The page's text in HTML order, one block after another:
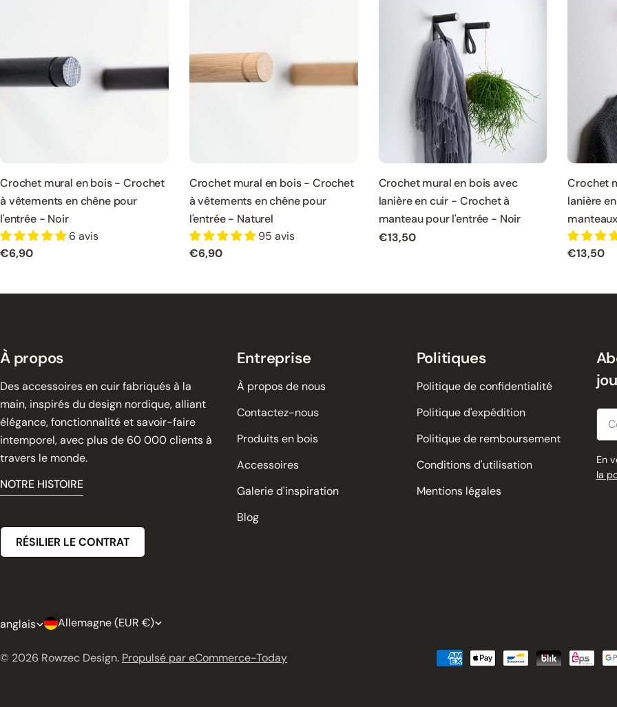
Crochet mural en bois - Crochet
à vêtements en chêne pour
l'entrée - Noir
6 avis
Prix
€6,90
Crochet mural en bois - Crochet
à vêtements en chêne pour
l'entrée - Naturel
95 avis
Prix
€6,90
Crochet mural en bois avec
lanière en cuir - Crochet à
manteau pour l'entrée - Noir
Prix
€13,50
Crochet
lanière
Prix
€13,50
À propos
Des accessoires en cuir fabriqués à la
main, inspirés du design nordique, alliant
élégance, fonctionnalité et savoir-faire
intemporel, avec plus de 60 000 clients à
travers le monde.
NOTRE HISTOIRE
Entreprise
À propos de nous
Contactez-nous
Produits en bois
Accessoires
Galerie d'inspiration
Blog
Politiques
Politique de confidentialité
Politique d'expédition
Politique de remboursement
Conditions d'utilisation
Mentions légales
En
la
RÉSILIER LE CONTRAT
L
a
anglais P
a
Allemagne (EUR €)
© 2026 Rowzec Design. Propulsé par eCommerce-Today
Modes